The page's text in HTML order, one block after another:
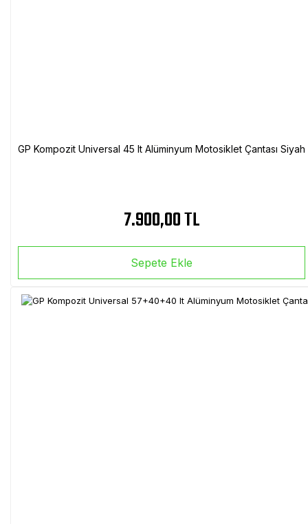
GP Kompozit Universal 45 lt Alüminyum Motosiklet Çantası Siyah
7.900,00 TL
Sepete Ekle